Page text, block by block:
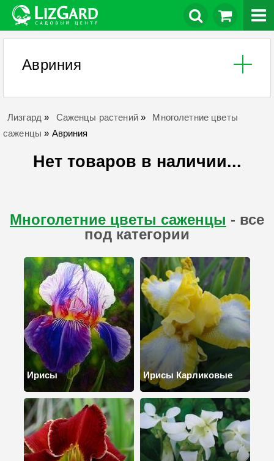
Авриния
Лизгард » Саженцы растений»
Многолетние цветы
саженцы » Авриния
Нет товаров в наличии...
Многолетние цветы саженцы - все
под категории
Ирисы Ирисы Карликовые